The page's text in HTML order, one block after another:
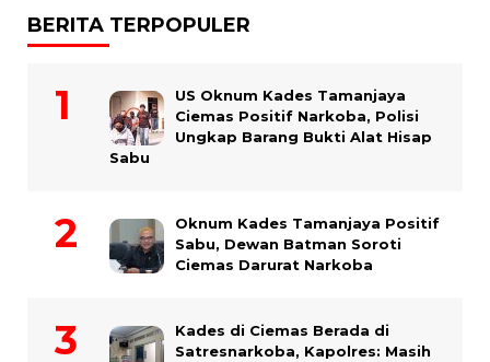
BERITA TERPOPULER
US Oknum Kades Tamanjaya
Ciemas Positif Narkoba, Polisi
Ungkap Barang Bukti Alat Hisap
Sabu
Oknum Kades Tamanjaya Positif
Sabu, Dewan Batman Soroti
Ciemas Darurat Narkoba
Kades di Ciemas Berada di
Satresnarkoba, Kapolres: Masih